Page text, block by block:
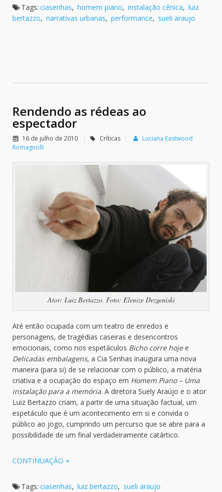
Tags: ciasenhas, homem piano, instalação cênica, luiz
bertazzo, narrativas urbanas, performance, sueli araujo
Rendendo as rédeas ao
espectador
16 de julho de 2010 Críticas
Luciana Eastwood
Romagnolli
Ator: Luiz Bertazzo. Foto: Elenize Dezgeniski
Até então ocupada com um teatro de enredos e
personagens, de tragédias caseiras e desencontros
emocionais, como nos espetáculos Bicho corre hojee
Delicadas embalagens, a Cia Senhas inaugura uma nova
maneira (para si) de se relacionar com o público, a matéria
criativa e a ocupação do espaço em Homem Piano – Uma
instalação para a memória. A diretora Suely Araújo e o ator
Luiz Bertazzo criam, a partir de uma situação factual, um
espetáculo que é um acontecimento em si e convida o
público ao jogo, cumprindo um percurso que se abre para a
possibilidade de um final verdadeiramente catártico.
CONTINUAÇÃO
Tags: ciasenhas, luiz bertazzo, sueli araujo